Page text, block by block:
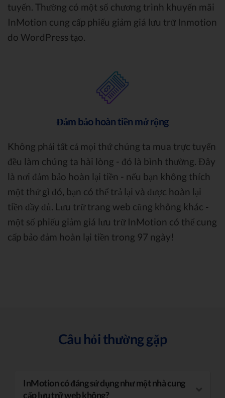
tuyến. Thường có một số chương trình khuyến mãi
InMotion cung cấp phiếu giảm giá lưu trữ Inmotion
do WordPress tạo.
Đảm bảo hoàn tiền mở rộng
Không phải tất cả mọi thứ chúng ta mua trực tuyến
đều làm chúng ta hài lòng - đó là bình thường. Đây
là nơi đảm bảo hoàn lại tiền - nếu bạn không thích
một thứ gì đó, bạn có thể trả lại và được hoàn lại
tiền đầy đủ. Lưu trữ trang web cũng không khác -
một số phiếu giảm giá lưu trữ InMotion có thể cung
cấp bảo đảm hoàn lại tiền trong 97 ngày!
Câu hỏi thường gặp
InMotion có đáng sử dụng như một nhà cung
cấp lưu trữ web không?